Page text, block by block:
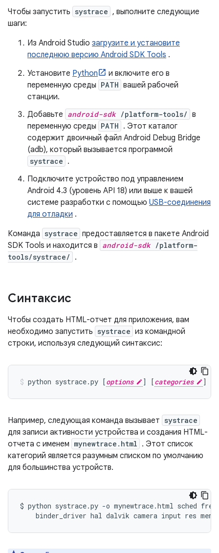
Чтобы запустить systrace , выполните следующие
шаги:
Из Android Studio загрузите и установите
последнюю версию Android SDK Tools .
Установите Python
и включите его в
переменную среды PATH вашей рабочей
станции.
Добавьте android-sdk/platform-tools/ в
переменную среды PATH . Этот каталог
содержит двоичный файл Android Debug Bridge
(adb), который вызывается программой
systrace .
Подключите устройство под управлением
Android 4.3 (уровень API 18) или выше к вашей
системе разработки с помощью USB-соединения
для отладки .
Команда systrace предоставляется в пакете Android
SDK Tools и находится в android-sdk/platform-
tools/systrace/
.
Синтаксис
Чтобы создать HTML-отчет для приложения, вам
необходимо запустить systrace из командной
строки, используя следующий синтаксис:
python systrace.py [options ] [categories ]
Например, следующая команда вызывает systrace
для записи активности устройства и создания HTML-
отчета с именем mynewtrace.html . Этот список
категорий является разумным списком по умолчанию
для большинства устройств.
$ python systrace.py -o mynewtrace.html sched freq
binder_driver hal dalvik camera input res